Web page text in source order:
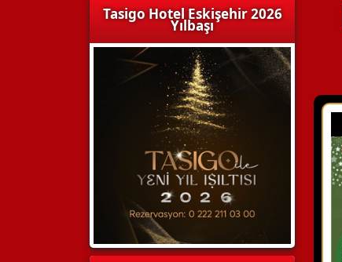
Tasigo Hotel Eskişehir 2026
Yılbaşı